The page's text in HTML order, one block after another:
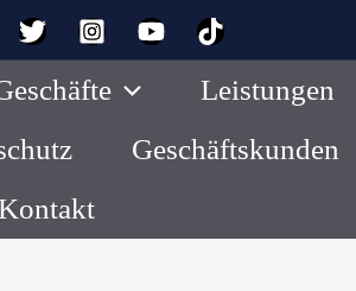
Leistungen
Geschäftskunden